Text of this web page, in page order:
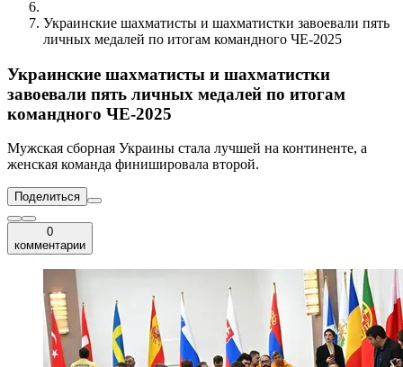
Украинские шахматисты и шахматистки завоевали пять
личных медалей по итогам командного ЧЕ-2025
Украинские шахматисты и шахматистки
завоевали пять личных медалей по итогам
командного ЧЕ-2025
Мужская сборная Украины стала лучшей на континенте, а
женская команда финишировала второй.
Поделиться
0
комментарии